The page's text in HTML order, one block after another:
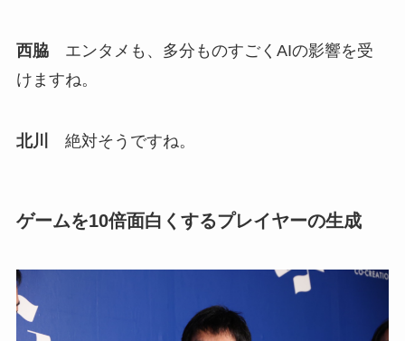
西脇 エンタメも、多分ものすごくAIの影響を受
けますね。
北川 絶対そうですね。
ゲームを10倍面白くするプレイヤーの生成